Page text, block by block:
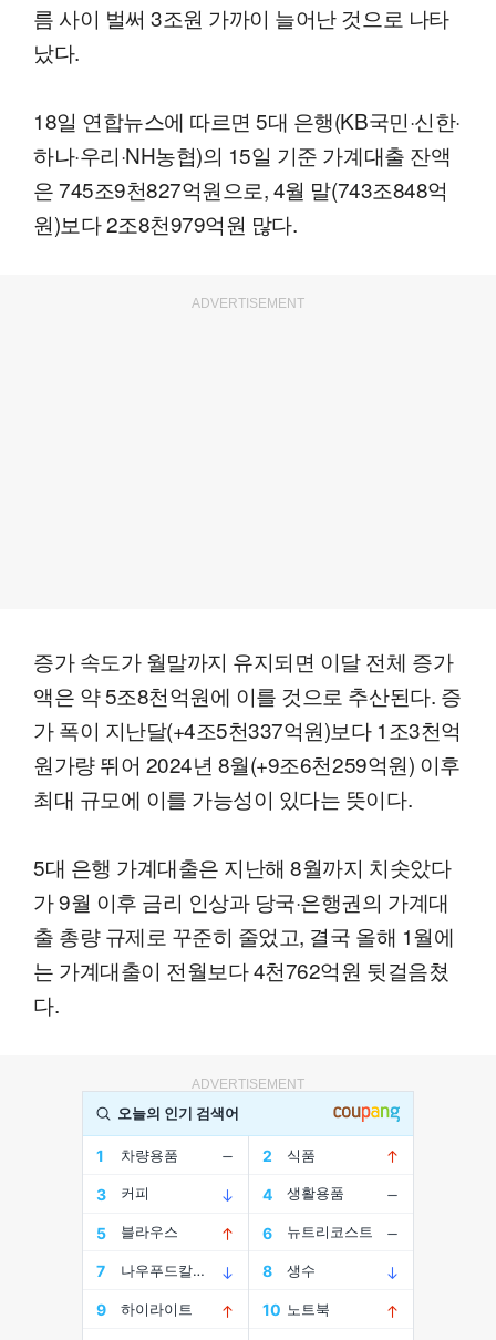
름 사이 벌써 3조원 가까이 늘어난 것으로 나타
났다.
18일 연합뉴스에 따르면 5대 은행(KB국민·신한·
하나·우리·NH농협)의 15일 기준 가계대출 잔액
은 745조9천827억원으로, 4월 말(743조848억
원)보다 2조8천979억원 많다.
ADVERTISEMENT
증가 속도가 월말까지 유지되면 이달 전체 증가
액은 약 5조8천억원에 이를 것으로 추산된다. 증
가 폭이 지난달(+4조5천337억원)보다 1조3천억
원가량 뛰어 2024년 8월(+9조6천259억원) 이후
최대 규모에 이를 가능성이 있다는 뜻이다.
5대 은행 가계대출은 지난해 8월까지 치솟았다
가 9월 이후 금리 인상과 당국·은행권의 가계대
출 총량 규제로 꾸준히 줄었고, 결국 올해 1월에
는 가계대출이 전월보다 4천762억원 뒷걸음쳤
다.
ADVERTISEMENT